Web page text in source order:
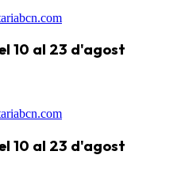
10 al 23 d'agost
10 al 23 d'agost